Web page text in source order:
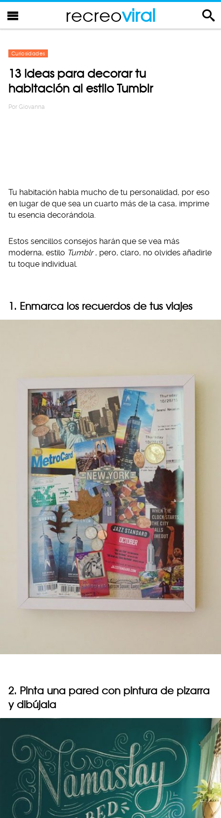
recreoviral
Curiosidades
13 Ideas para decorar tu
habitación al estilo Tumblr
Por Giovanna
Tu habitación habla mucho de tu personalidad, por eso
en lugar de que sea un cuarto más de la casa, imprime
tu esencia decorándola.
Estos sencillos consejos harán que se vea más
moderna, estilo Tumblr , pero, claro, no olvides añadirle
tu toque individual.
1. Enmarca los recuerdos de tus viajes
2. Pinta una pared con pintura de pizarra
y dibújala